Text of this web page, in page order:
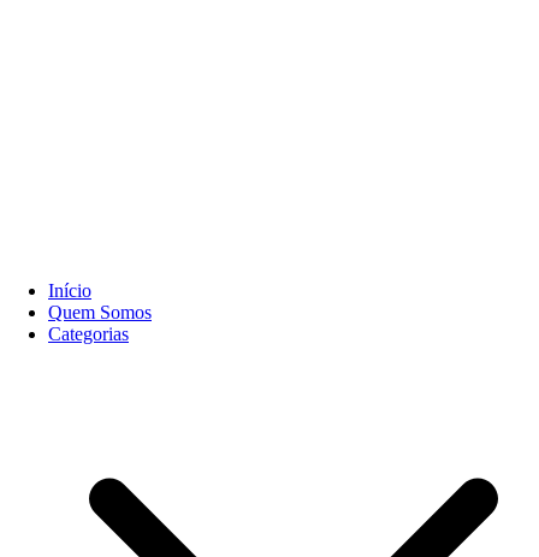
Início
Quem Somos
Categorias